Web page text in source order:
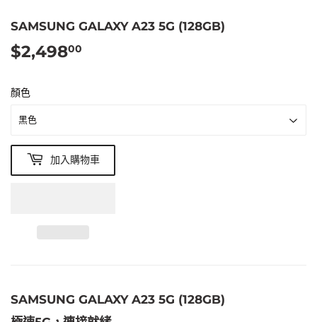
SAMSUNG GALAXY A23 5G (128GB)
$2,49800
顏色
加入購物車
SAMSUNG GALAXY A23 5G (128GB)